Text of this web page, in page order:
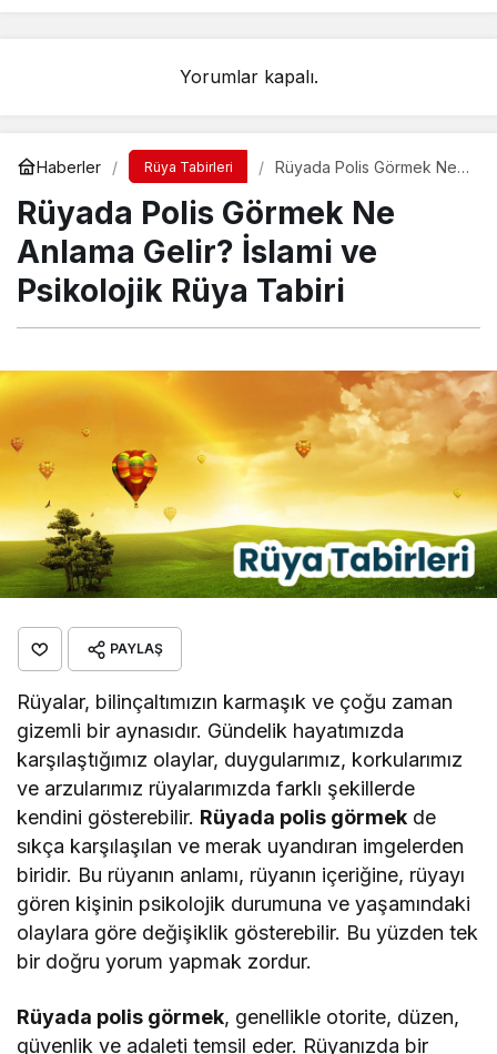
Yorumlar kapalı.
Haberler Rüya Tabirleri
Rüyada Polis Görmek Ne
Psikolojik Rüya Tabiri
Rüyada Polis Görmek Ne
Anlama Gelir? İslami ve
Psikolojik Rüya Tabiri
PAYLAŞ
Rüyalar, bilinçaltımızın karmaşık ve çoğu zaman
gizemli bir aynasıdır. Gündelik hayatımızda
karşılaştığımız olaylar, duygularımız, korkularımız
ve arzularımız rüyalarımızda farklı şekillerde
kendini gösterebilir. Rüyada polis görmek de
sıkça karşılaşılan ve merak uyandıran imgelerden
biridir. Bu rüyanın anlamı, rüyanın içeriğine, rüyayı
gören kişinin psikolojik durumuna ve yaşamındaki
olaylara göre değişiklik gösterebilir. Bu yüzden tek
bir doğru yorum yapmak zordur.
Rüyada polis görmek, genellikle otorite, düzen,
güvenlik ve adaleti temsil eder. Rüyanızda bir